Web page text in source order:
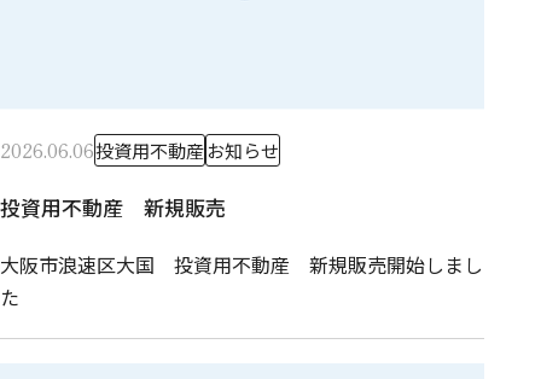
2026.06.06投資用不動産お知らせ
投資用不動産 新規販売
大阪市浪速区大国 投資用不動産 新規販売開始しまし
た